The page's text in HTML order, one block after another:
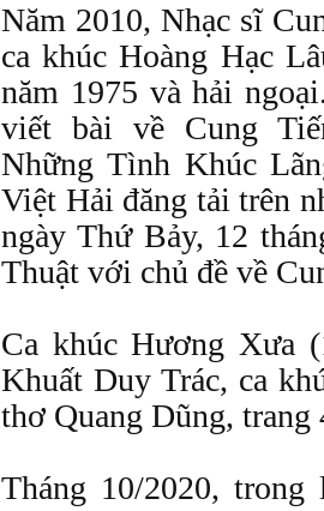
Năm 2010, Nhạc sĩ
ca khúc Hoàng Hạc
năm 1975 và hải
viết bài về Cung
Những Tình Khúc
Việt Hải đăng tải trên
ngày Thứ Bảy, 12
Thuật với chủ đề về
Ca khúc Hương Xưa
Khuất Duy Trác, ca
thơ Quang Dũng,
Tháng 10/2020,